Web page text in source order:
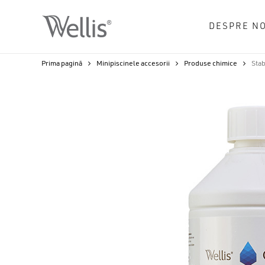
DESPRE NOI
Prima pagină Minipiscinele accesorii Produse chimice